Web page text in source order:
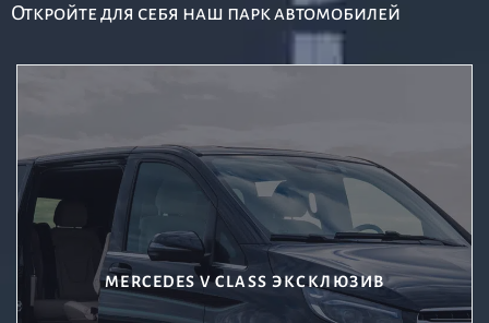
Откройте для себя наш парк автомобилей
MERCEDES V CLASS ЭКСКЛЮЗИВ